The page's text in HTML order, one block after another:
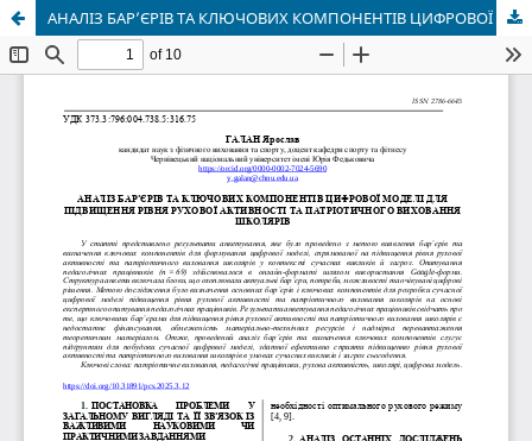
АНАЛІЗ БАР’ЄРІВ ТА КЛЮЧОВИХ КОМПОНЕНТІВ ЦИФРОВОЇ МОДЕЛІ ДЛЯ ПІДВИЩЕННЯ РІВНЯ РУХОВОЇ АКТИВНОСТІ ТА ПАТРІОТИЧНОГО ВИХОВАННЯ ШКОЛЯРІВ